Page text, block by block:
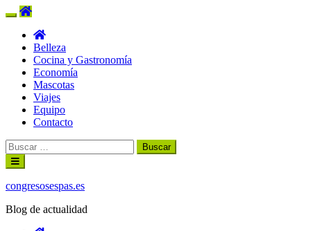
Belleza
Cocina y Gastronomía
Economía
Mascotas
Viajes
Equipo
Contacto
Buscar:
Ir
al
contenido
congresosespas.es
Blog de actualidad